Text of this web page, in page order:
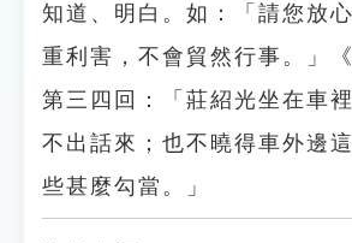
知道、明白。如：「請您放
重利害，不會貿然行事。」
第三四回：「莊紹光坐在車
不出話來；也不曉得車外邊
些甚麼勾當。」